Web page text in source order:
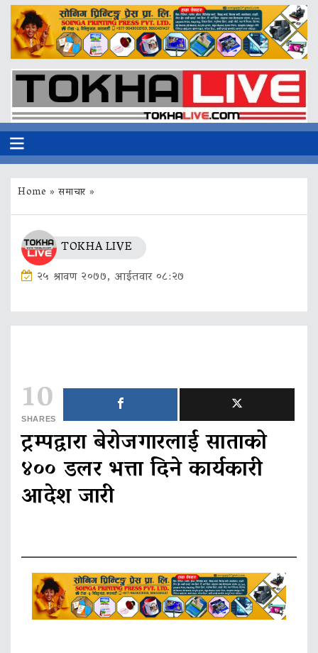
Home »समाचार »
TOKHA LIVE
२५ श्रावण २०७७, आईतवार ०८:२७
10
SHARES
ट्रम्पद्वारा बेरोजगारलाई साताको
४०० डलर भत्ता दिने कार्यकारी
आदेश जारी